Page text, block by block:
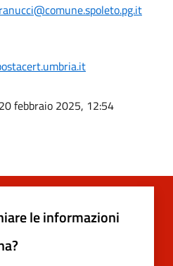
febbraio 2025, 12:54
le informazioni